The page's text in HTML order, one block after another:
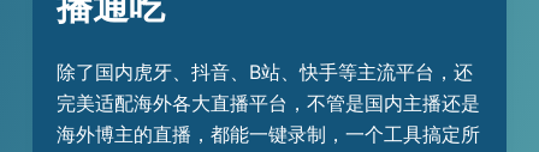
除了国内虎牙、抖音、B站、快手等主流平台，还
完美适配海外各大直播平台，不管是国内主播还是
海外博主的直播，都能一键录制，一个工具搞定所